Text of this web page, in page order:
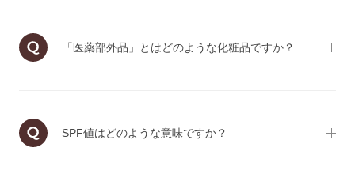
「医薬部外品」とはどのような化粧品ですか？
SPF値はどのような意味ですか？